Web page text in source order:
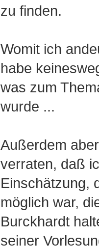
zu finden.
Womit ich
habe
was zum
wurde ...
Außerdem
verraten, daß
Einschätzung,
möglich war,
Burckhardt
seiner